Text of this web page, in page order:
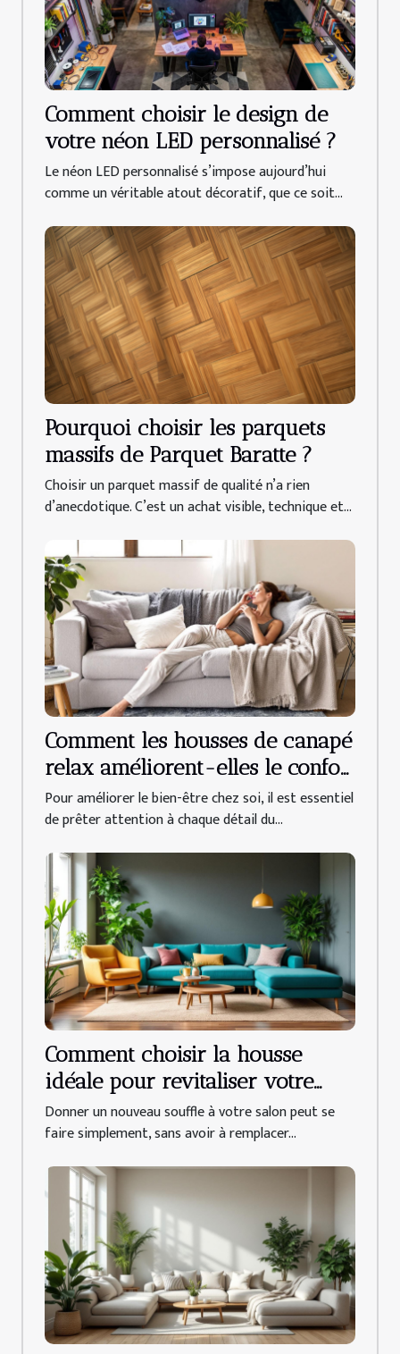
Comment choisir le design de
votre néon LED personnalisé ?
Le néon LED personnalisé s’impose aujourd’hui
comme un véritable atout décoratif, que ce soit...
Pourquoi choisir les parquets
massifs de Parquet Baratte ?
Choisir un parquet massif de qualité n’a rien
d’anecdotique. C’est un achat visible, technique et...
Comment les housses de canapé
relax améliorent-elles le confort
quotidien ?
Pour améliorer le bien-être chez soi, il est essentiel
de prêter attention à chaque détail du...
Comment choisir la housse
idéale pour revitaliser votre
salon ?
Donner un nouveau souffle à votre salon peut se
faire simplement, sans avoir à remplacer...